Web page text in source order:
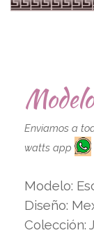
Enviamos a
watts app
Modelo:
Diseño:
Colección: